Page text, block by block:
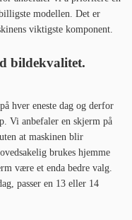
modellen. Det er
viktigste komponent.
bildekvalitet.
hver eneste dag og derfor
Vi anbefaler en skjerm på
at maskinen blir
brukes hjemme
være et enda bedre valg.
passer en 13 eller 14